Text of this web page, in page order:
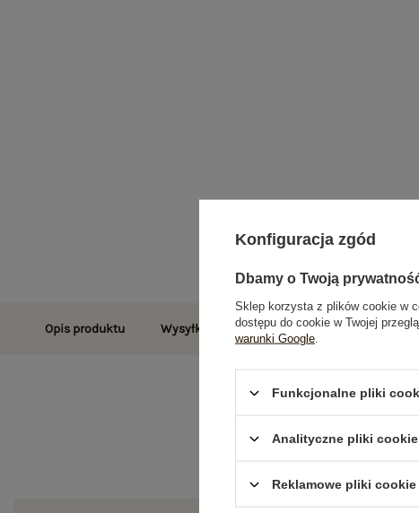
Opis produktu Wysyłka i dostawa Zwroty i reklamacje
Konfiguracja zgód
Dbamy o Twoją
Sklep korzysta z plików cookie w
dostępu do cookie w Twojej
warunki Google
Funkcjonalne pliki
Analityczne pliki cookie
Reklamowe pliki cookie